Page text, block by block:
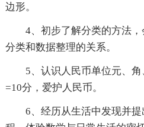
边形。
4、初步了解分类的方法
分类和数据整理的关系。
5、认识人民币单位元、
=10分，爱护人民币。
6、经历从生活中发现并